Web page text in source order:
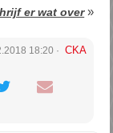
er wat over»
18:20 CKA